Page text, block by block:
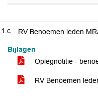
RV Benoemen leden
Bijlagen
Oplegnotitie -
RV Benoemen